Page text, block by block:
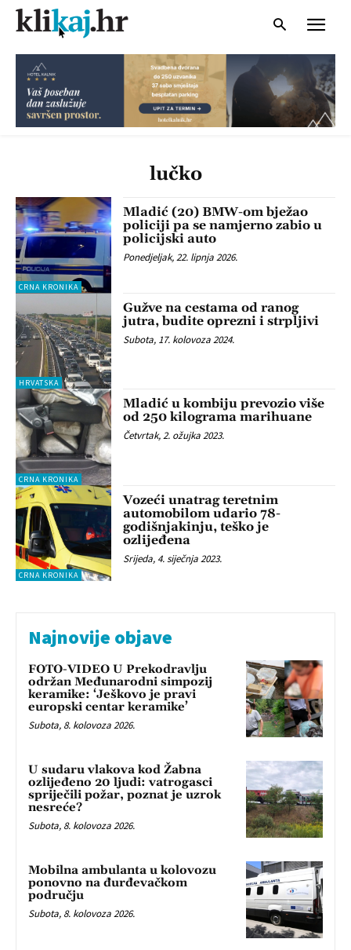
lučko
CRNA KRONIKA
Mladić (20) BMW-om bježao
policiji pa se namjerno zabio u
policijski auto
Ponedjeljak, 22. lipnja 2026.
HRVATSKA
Gužve na cestama od ranog
jutra, budite oprezni i strpljivi
Subota, 17. kolovoza 2024.
CRNA KRONIKA
Mladić u kombiju prevozio više
od 250 kilograma marihuane
Četvrtak, 2. ožujka 2023.
CRNA KRONIKA
Vozeći unatrag teretnim
automobilom udario 78-
godišnjakinju, teško je
ozlijeđena
Srijeda, 4. siječnja 2023.
Najnovije objave
FOTO-VIDEO U Prekodravlju
održan Međunarodni simpozij
keramike: ‘Ješkovo je pravi
europski centar keramike’
Subota, 8. kolovoza 2026.
U sudaru vlakova kod Žabna
ozlijeđeno 20 ljudi: vatrogasci
spriječili požar, poznat je uzrok
nesreće?
Subota, 8. kolovoza 2026.
Mobilna ambulanta u kolovozu
ponovno na đurđevačkom
području
Subota, 8. kolovoza 2026.